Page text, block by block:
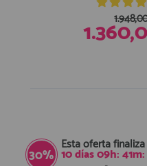
30%
Esta oferta
10días09h:41m: